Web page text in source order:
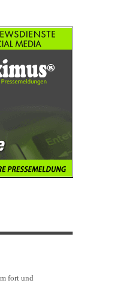
fort und